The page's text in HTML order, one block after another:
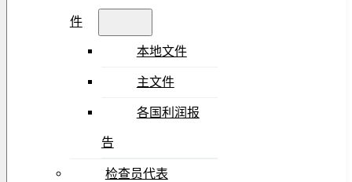
件
本地文件
主文件
各国利润报
告
检查员代表